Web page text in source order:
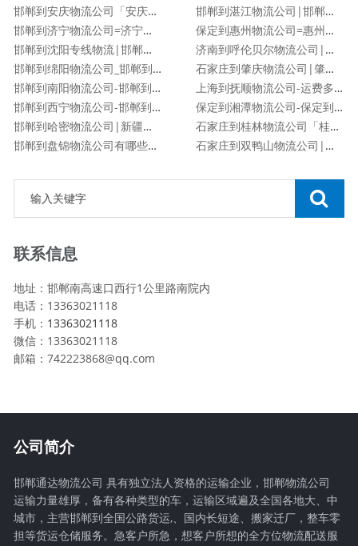
邯郸到安庆物流公司「安庆专线」
邯郸到济宁物流公司=济宁专线
邯郸到沈阳专线物流|邯郸到沈阳物流公司
邯郸到绵阳物流公司_邯郸到绵阳物流专线
邯郸到南阳物流公司-邯郸到南阳货运专线
邯郸到西宁物流公司-邯郸到西宁货运专线
邯郸到哈密物流公司|新疆专线
邯郸到盘锦物流公司有哪些专线
邯郸到湛江物流公司|邯郸到湛江物流专线
保定到惠州物流公司=惠州专线
济南到呼伦贝尔物流公司|济南到呼伦贝尔物流专线
石家庄到肇庆物流公司|肇庆专线
上海到抚顺物流公司-运费多少「服务周到」
保定到湘潭物流公司-保定到湘潭货运专线
石家庄到桂林物流公司「桂林专线」
石家庄到双鸭山物流公司|石家庄到双鸭山货运专线
联系信息
地址：邯郸南高速口西行1公里路南院内
电话：13363021118
手机： 13363021118
微信：13363021118
邮箱：742223868@qq.com
公司简介
邯郸通达物流公司 具有独立法人资格的运输企业，邯郸物流公司
运输力量雄厚，备有各种类型的车，运输区域遍及全国各地大、中
城市，主营邯郸到全国公路货运,、国内长短途、搬家迁厂，整车零
担等货运仓储服务。急客户所急，想客户所想的全方位物流配送服